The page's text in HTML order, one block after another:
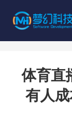
体育直
有人